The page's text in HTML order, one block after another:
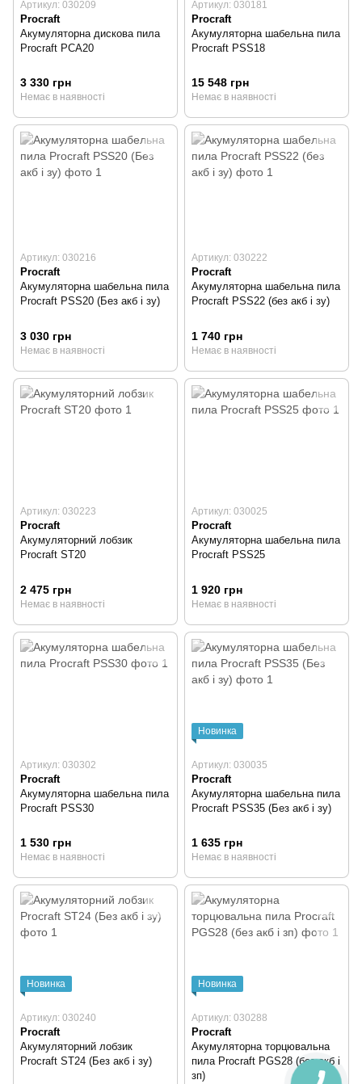
Артикул: 030209
Procraft
Акумуляторна дискова пила
Procraft PCA20
3 330 грн
Немає в наявності
Артикул: 030181
Procraft
Акумуляторна шабельна пила
Procraft PSS18
15 548 грн
Немає в наявності
Артикул: 030216
Procraft
Акумуляторна шабельна пила
Procraft PSS20 (Без акб і зу)
3 030 грн
Немає в наявності
Артикул: 030222
Procraft
Акумуляторна шабельна пила
Procraft PSS22 (без акб і зу)
1 740 грн
Немає в наявності
Артикул: 030223
Procraft
Акумуляторний лобзик
Procraft ST20
2 475 грн
Немає в наявності
Артикул: 030025
Procraft
Акумуляторна шабельна пила
Procraft PSS25
1 920 грн
Немає в наявності
Артикул: 030302
Procraft
Акумуляторна шабельна пила
Procraft PSS30
1 530 грн
Немає в наявності
Новинка
Артикул: 030035
Procraft
Акумуляторна шабельна пила
Procraft PSS35 (Без акб і зу)
1 635 грн
Немає в наявності
Новинка
Артикул: 030240
Procraft
Акумуляторний лобзик
Procraft ST24 (Без акб і зу)
Новинка
Артикул: 030288
Procraft
Акумуляторна торцювальна
пила Procraft PGS28 (без акб і
зп)